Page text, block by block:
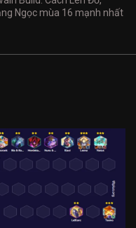
Ngọc mùa 16 mạnh nhất